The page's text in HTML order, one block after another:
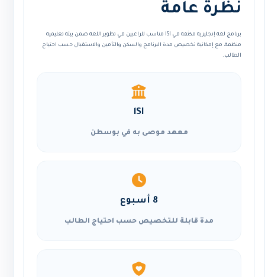
نظرة عامة
برنامج لغة إنجليزية مكثفة في lSI مناسب للراغبين في تطوير اللغة ضمن بيئة تعليمية
منظمة، مع إمكانية تخصيص مدة البرنامج والسكن والتأمين والاستقبال حسب احتياج
الطالب.
lSI
معهد موصى به في بوسطن
8 أسبوع
مدة قابلة للتخصيص حسب احتياج الطالب